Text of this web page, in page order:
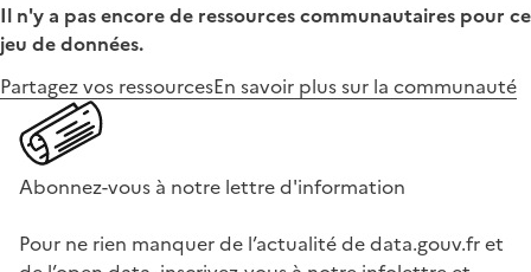
Il n'y a pas encore de ressources communautaires pour ce
jeu de données.
Partagez vos ressourcesEn savoir plus sur la communauté
Abonnez-vous à notre lettre d'information
Pour ne rien manquer de l’actualité de data.gouv.fr et